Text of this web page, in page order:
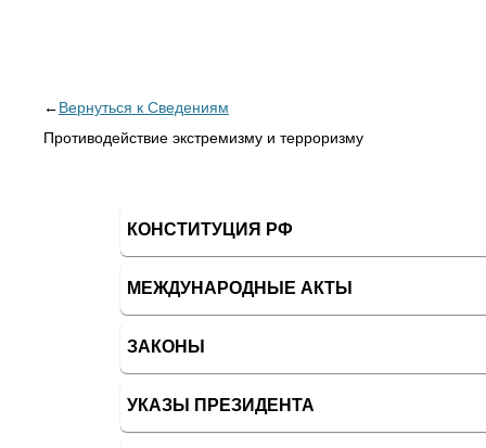
←Вернуться к Сведениям
Противодействие экстремизму и терроризму
КОНСТИТУЦИЯ РФ
МЕЖДУНАРОДНЫЕ АКТЫ
ЗАКОНЫ
УКАЗЫ ПРЕЗИДЕНТА